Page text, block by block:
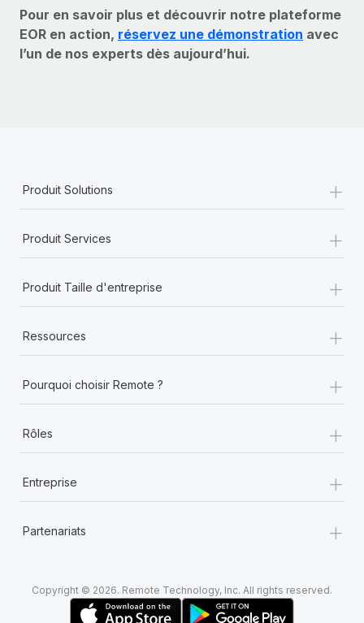
Pour en savoir plus et découvrir notre plateforme
EOR en action, réservez une démonstration avec
l’un de nos experts dès aujourd’hui.
Produit Solutions +
Produit Services +
Produit Taille d'entreprise +
Ressources +
Pourquoi choisir Remote ? +
Rôles +
Entreprise +
Partenariats +
Copyright © 2026. Remote Technology, Inc. All rights reserved.